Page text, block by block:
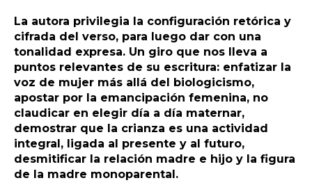
La autora privilegia la configuración retórica y
cifrada del verso, para luego dar con una
tonalidad expresa. Un giro que nos lleva a
puntos relevantes de su escritura: enfatizar la
voz de mujer más allá del biologicismo,
apostar por la emancipación femenina, no
claudicar en elegir día a día maternar,
demostrar que la crianza es una actividad
integral, ligada al presente y al futuro,
desmitificar la relación madre e hijo y la figura
de la madre monoparental.